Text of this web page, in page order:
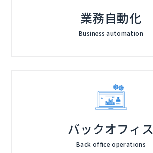
業務自動化
Business automation
バックオフィス
Back office operations